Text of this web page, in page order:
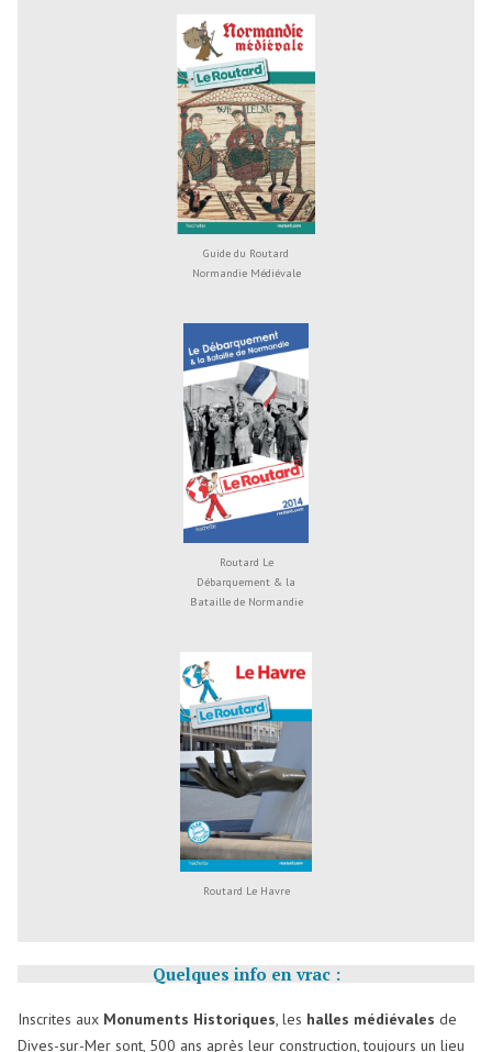
Guide du Routard
Normandie Médiévale
Routard Le
Débarquement & la
Bataille de Normandie
Routard Le Havre
Quelques info en vrac :
Inscrites aux Monuments Historiques, les halles médiévales de
Dives-sur-Mer sont, 500 ans après leur construction, toujours un lieu